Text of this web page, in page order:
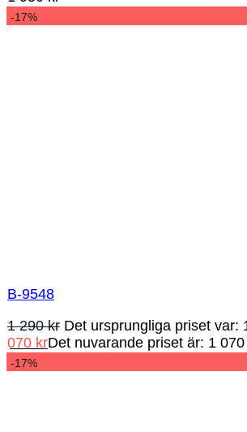
-17%
B-9548
1 290kr Det ursprungliga priset var:
070 krDet nuvarande priset är: 1 070
-17%